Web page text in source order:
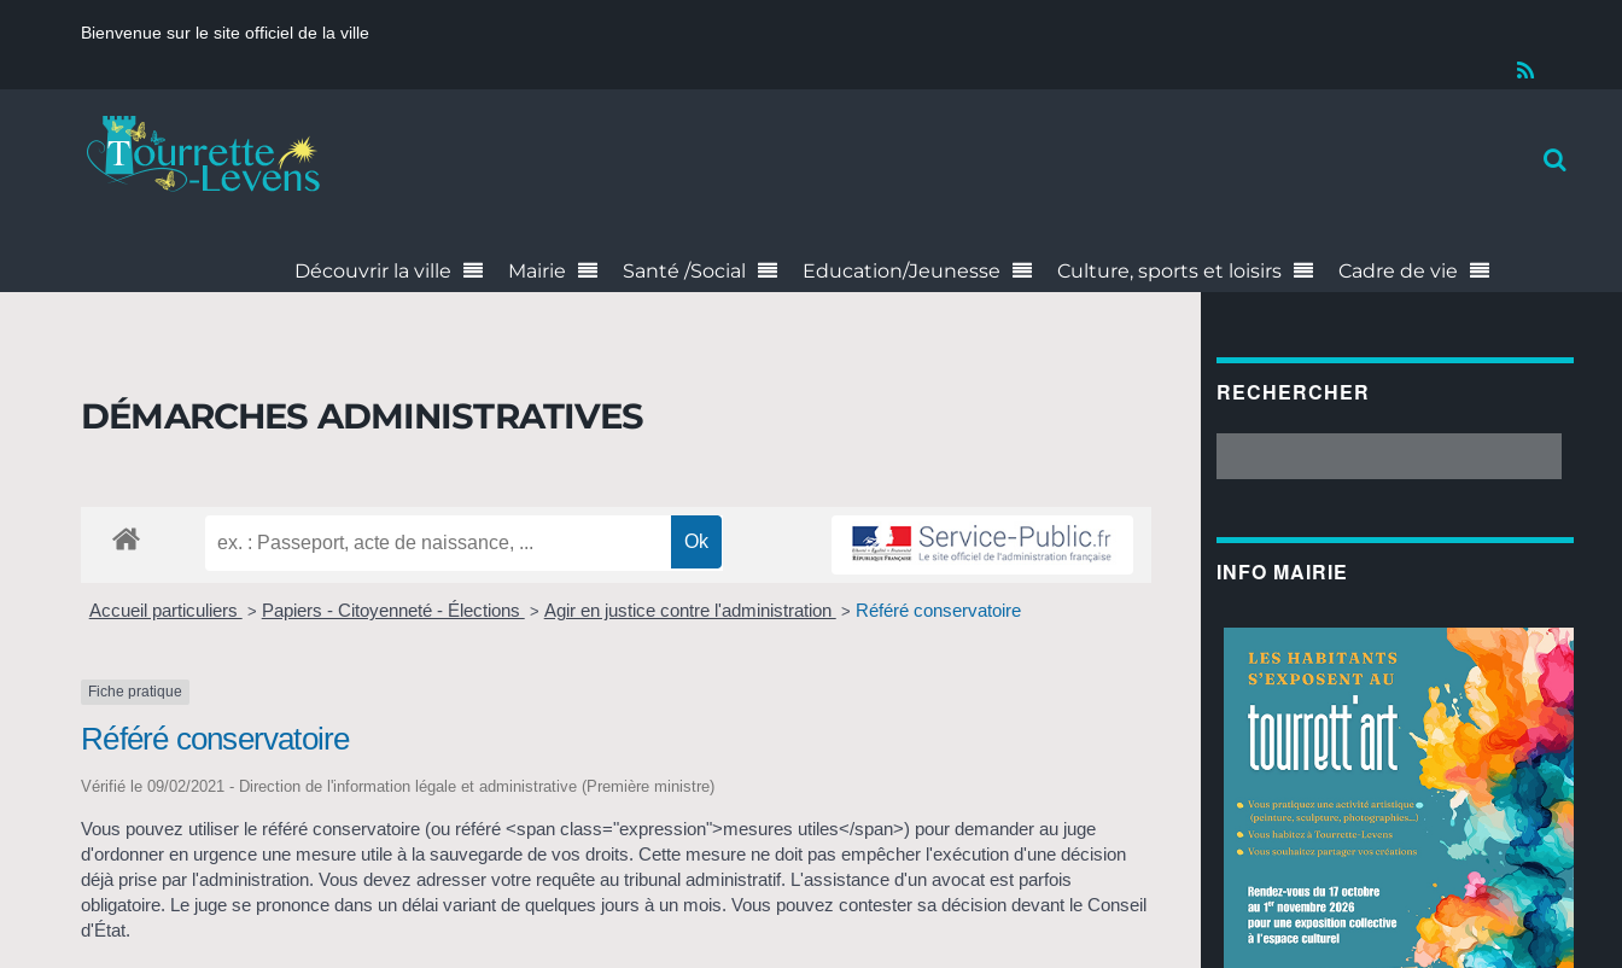
Bienvenue sur le site officiel de la ville
Découvrir la ville Mairie Santé /Social Education/Jeunesse Culture, sports et loisirs Cadre de vie
DÉMARCHES ADMINISTRATIVES
Accueil particuliers > Papiers - Citoyenneté - Élections > Agir en justice contre l'administration > Référé conservatoire
Fiche pratique
Référé conservatoire
Vérifié le 09/02/2021 - Direction de l'information légale et administrative (Première ministre)
Vous pouvez utiliser le référé conservatoire (ou référé <span class="expression">mesures utiles</span>) pour demander au juge
d'ordonner en urgence une mesure utile à la sauvegarde de vos droits. Cette mesure ne doit pas empêcher l'exécution d'une décision
déjà prise par l'administration. Vous devez adresser votre requête au tribunal administratif. L'assistance d'un avocat est parfois
obligatoire. Le juge se prononce dans un délai variant de quelques jours à un mois. Vous pouvez contester sa décision devant le Conseil
d'État.
RECHERCHER
INFO MAIRIE